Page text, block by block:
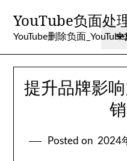
content
YouTube负面处
YouTube删除负面
提升品牌影
Posted on 2024